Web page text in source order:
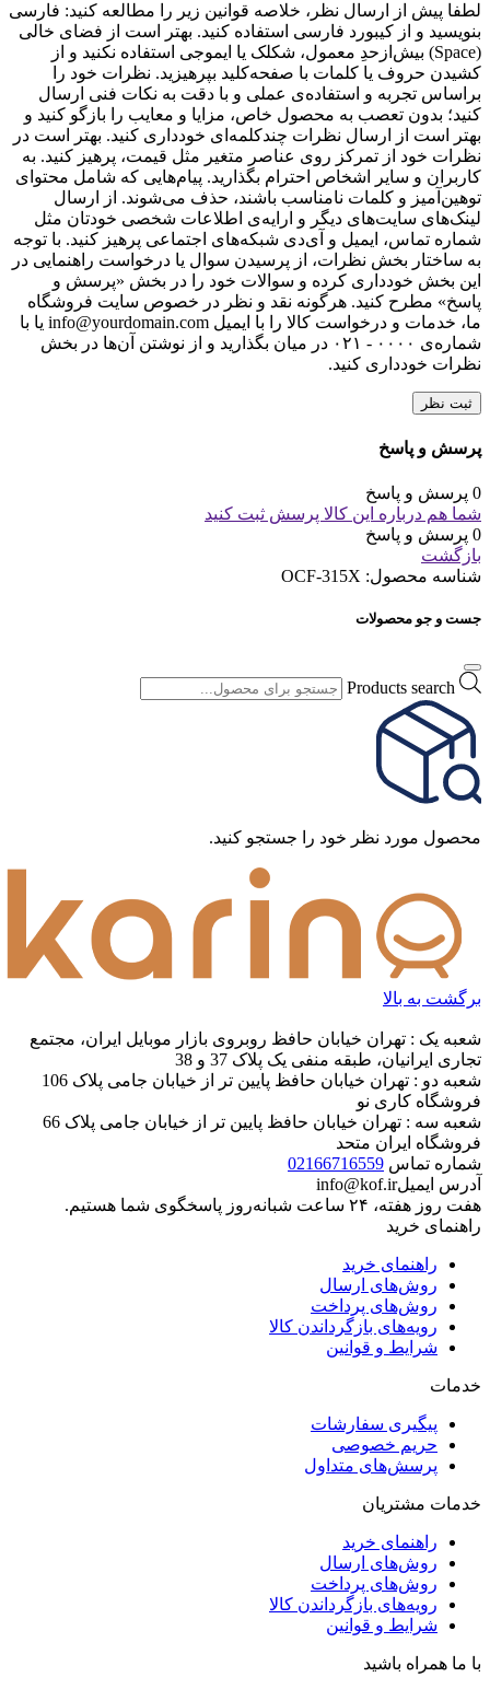
لطفا پیش از ارسال نظر، خلاصه قوانین زیر را مطالعه کنید: فارسی
بنویسید و از کیبورد فارسی استفاده کنید. بهتر است از فضای خالی
(Space) بیش‌از‌حدِ معمول، شکلک یا ایموجی استفاده نکنید و از
کشیدن حروف یا کلمات با صفحه‌کلید بپرهیزید. نظرات خود را
براساس تجربه و استفاده‌ی عملی و با دقت به نکات فنی ارسال
کنید؛ بدون تعصب به محصول خاص، مزایا و معایب را بازگو کنید و
بهتر است از ارسال نظرات چندکلمه‌‌ای خودداری کنید. بهتر است در
نظرات خود از تمرکز روی عناصر متغیر مثل قیمت، پرهیز کنید. به
کاربران و سایر اشخاص احترام بگذارید. پیام‌هایی که شامل محتوای
توهین‌آمیز و کلمات نامناسب باشند، حذف می‌شوند. از ارسال
لینک‌های سایت‌های دیگر و ارایه‌ی اطلاعات شخصی خودتان مثل
شماره تماس، ایمیل و آی‌دی شبکه‌های اجتماعی پرهیز کنید. با توجه
به ساختار بخش نظرات، از پرسیدن سوال یا درخواست راهنمایی در
این بخش خودداری کرده و سوالات خود را در بخش «پرسش و
پاسخ» مطرح کنید. هرگونه نقد و نظر در خصوص سایت فروشگاه
ما، خدمات و درخواست کالا را با ایمیل info@yourdomain.com یا با
شماره‌ی ۰۰۰۰ - ۰۲۱ در میان بگذارید و از نوشتن آن‌ها در بخش
نظرات خودداری کنید.
ثبت نظر
پرسش و پاسخ
0 پرسش و پاسخ
شما هم درباره این کالا پرسش ثبت کنید
0 پرسش و پاسخ
بازگشت
شناسه محصول: OCF-315X
جست و جو محصولات
Products search
محصول مورد نظر خود را جستجو کنید.
برگشت به بالا
شعبه یک : تهران خیابان حافظ روبروی بازار موبایل ایران، مجتمع
تجاری ایرانیان، طبقه منفی یک پلاک 37 و 38
شعبه دو : تهران خیابان حافظ پایین تر از خیابان جامی پلاک 106
فروشگاه کاری نو
شعبه سه : تهران خیابان حافظ پایین تر از خیابان جامی پلاک 66
فروشگاه ایران متحد
شماره تماس 02166716559
آدرس ایمیلinfo@kof.ir
هفت روز هفته، ۲۴ ساعت شبانه‌روز پاسخگوی شما هستیم.
راهنمای خرید
راهنمای خرید
روش‌های ارسال
روش‌های پرداخت
رویه‌های بازگرداندن کالا
شرایط و قوانین
خدمات
پیگیری سفارشات
حریم خصوصی
پرسش‌های متداول
خدمات مشتریان
راهنمای خرید
روش‌های ارسال
روش‌های پرداخت
رویه‌های بازگرداندن کالا
شرایط و قوانین
با ما همراه باشید